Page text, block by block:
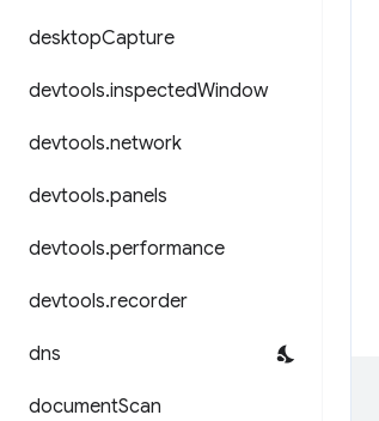
desktopCapture
devtools.inspectedWindow
devtools.network
devtools.panels
devtools.performance
devtools.recorder
dns
documentScan